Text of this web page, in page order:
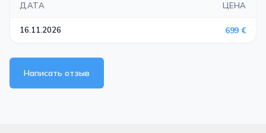
ДАТА ЦЕНА
16.11.2026 699 €
Написать отзыв